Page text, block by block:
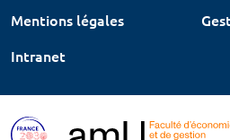
Mentions légales
Intranet